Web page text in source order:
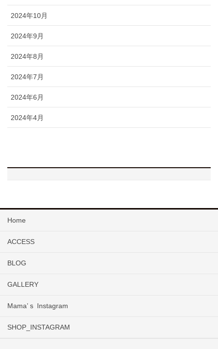
2024年10月
2024年9月
2024年8月
2024年7月
2024年6月
2024年4月
Home
ACCESS
BLOG
GALLERY
Mama’ｓ Instagram
SHOP_INSTAGRAM